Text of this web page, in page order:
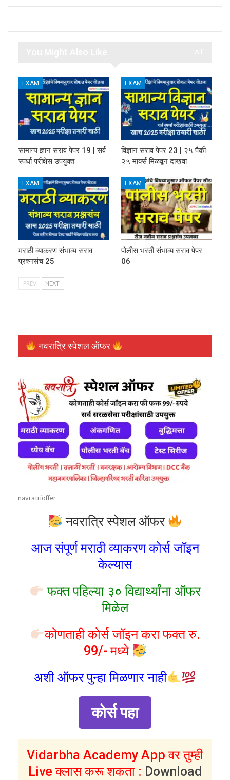
EXAM
सामान्य ज्ञान सराव पेपर 19 | सर्व
स्पर्धा परीक्षेस उपयुक्त
EXAM
विज्ञान सराव पेपर 23 | २५ पैकी
२५ मार्क्स मिळवून दाखवा
EXAM
मराठी व्याकरण संभाव्य सराव
प्रश्नसंच 25
EXAM
पोलीस भरती संभाव्य सराव पेपर
06
PREV NEXT
नवरात्रि स्पेशल ऑफर
navratrioffer
नवरात्रि स्पेशल ऑफर
आज संपूर्ण मराठी व्याकरण कोर्स जॉइन
केल्यास
फक्त पहिल्या ३० विद्यार्थ्यांना ऑफर
मिळेल
कोणताही कोर्स जॉइन करा फक्त रु.
99/- मध्ये
अशी ऑफर पुन्हा मिळणार नाही
कोर्स पहा
Vidarbha Academy App वर तुम्ही
Live क्लास करू शकता : Download